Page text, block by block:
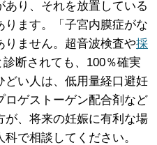
り、それを放置している
ります。「子宮内膜症がな
りません。超音波検査や採
断されても、100％確実
どい人は、低用量経口避妊
ロゲストーゲン配合剤など
が、将来の妊娠に有利な場
で相談してください。